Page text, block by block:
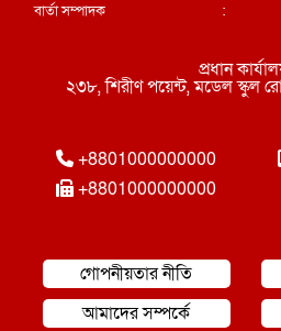
বার্তা সম্পাদক
:
প্রধান
২৩৮, শিরীণ পয়েন্ট, মডেল স্কুল
+8801000000000
+8801000000000
গোপনীয়তার নীতি
আমাদের সম্পর্কে